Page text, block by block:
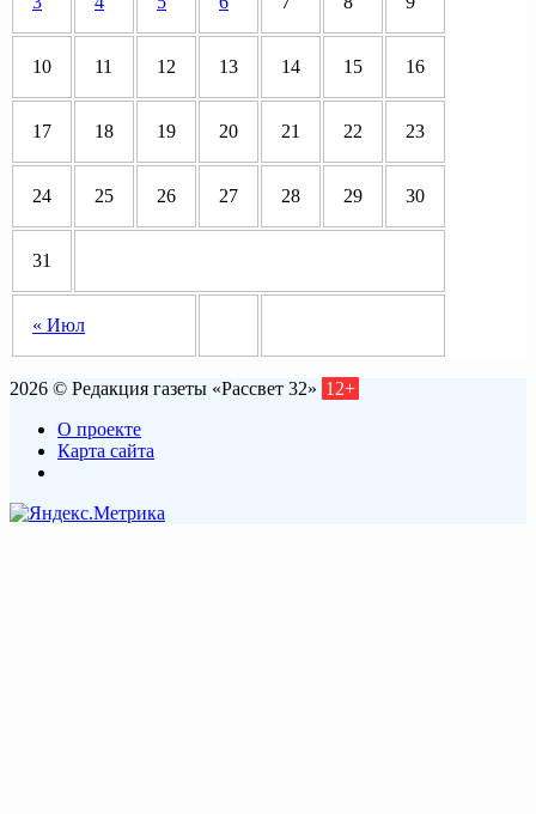
« Июл
10 11 12 13 14 15 16
17 18 19 20 21 22 23
24 25 26 27 28 29 30
31
2026 © Редакция газеты «Рассвет 32» 12+
О проекте
Карта сайта